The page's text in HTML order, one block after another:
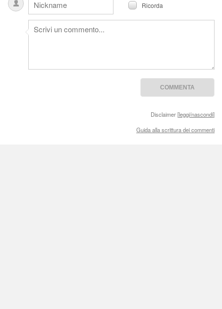
Ricorda
Disclaimer [leggi/nascondi]
Guida alla scrittura dei commenti